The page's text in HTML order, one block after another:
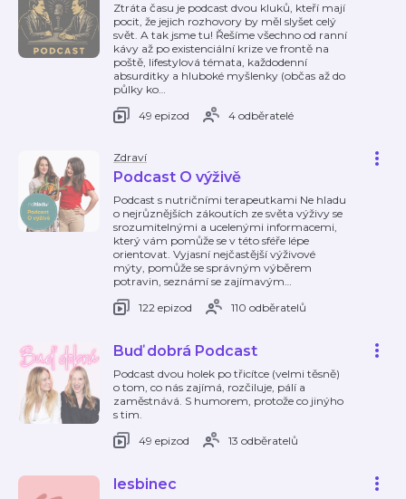
Ztráta času je podcast dvou kluků, kteří mají
pocit, že jejich rozhovory by měl slyšet celý
svět. A tak jsme tu! Řešíme všechno od ranní
kávy až po existenciální krize ve frontě na
poště, lifestylová témata, každodenní
absurditky a hluboké myšlenky (občas až do
půlky ko…
49 epizod
4 odběratelé
Zdraví
Podcast O výživě
Podcast s nutričními terapeutkami Ne hladu
o nejrůznějších zákoutích ze světa výživy se
srozumitelnými a ucelenými informacemi,
který vám pomůže se v této sféře lépe
orientovat. Vyjasní nejčastější výživové
mýty, pomůže se správným výběrem
potravin, seznámí se zajímavým…
122 epizod
110 odběratelů
Buď dobrá Podcast
Podcast dvou holek po třicítce (velmi těsně)
o tom, co nás zajímá, rozčiluje, pálí a
zaměstnává. S humorem, protože co jinýho
s tim.
49 epizod
13 odběratelů
lesbinec